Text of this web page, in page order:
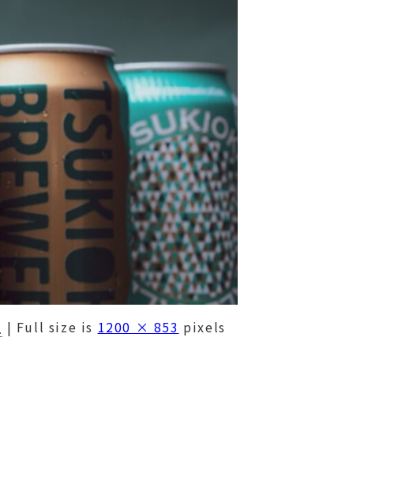
| Full size is 1200 × 853 pixels